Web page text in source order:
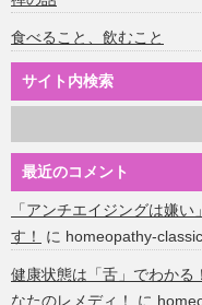
食べること、飲むこと
サイト内検索
最近のコメント
「アンチエイジングは嫌
す！
に homeopathy-
健康状態は「舌」でわかる
なたのレメディ！
に